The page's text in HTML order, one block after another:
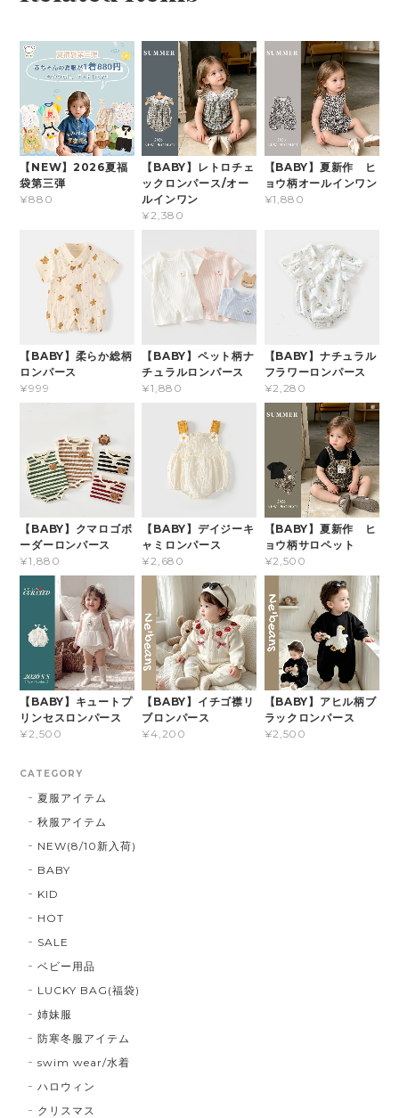
【NEW】2026夏福
袋第三弾
¥880
【BABY】レトロチェ
ックロンパース/オー
ルインワン
¥2,380
【BABY】夏新作 ヒ
ョウ柄オールインワン
¥1,880
【BABY】柔らか総柄
ロンパース
¥999
【BABY】ペット柄ナ
チュラルロンパース
¥1,880
【BABY】ナチュラル
フラワーロンパース
¥2,280
【BABY】クマロゴボ
ーダーロンパース
¥1,880
【BABY】デイジーキ
ャミロンパース
¥2,680
【BABY】夏新作 ヒ
ョウ柄サロペット
¥2,500
【BABY】キュートプ
リンセスロンパース
¥2,500
【BABY】イチゴ襟リ
ブロンパース
¥4,200
【BABY】アヒル柄ブ
ラックロンパース
¥2,500
CATEGORY
夏服アイテム
秋服アイテム
NEW(8/10新入荷)
BABY
KID
HOT
SALE
ベビー用品
LUCKY BAG(福袋)
姉妹服
防寒冬服アイテム
swim wear/水着
ハロウィン
クリスマス